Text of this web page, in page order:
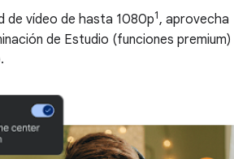
de vídeo de hasta 1080p1, aprovecha
de Estudio (funciones premium)